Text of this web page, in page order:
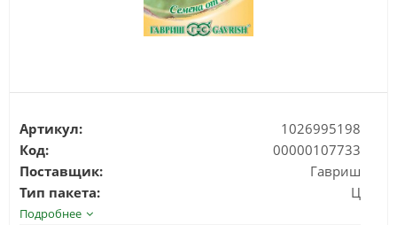
Артикул:
1026995198
Код:
00000107733
Поставщик:
Гавриш
Тип пакета:
Ц
Подробнее